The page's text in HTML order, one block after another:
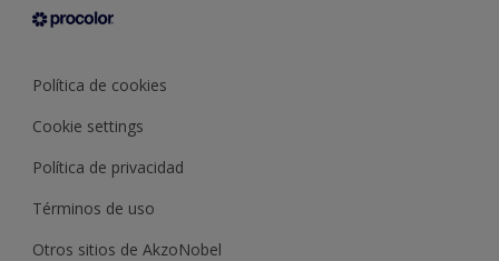
Condiciones generales de venta
Sobre Procolor
Política de cookies
Cookie settings
Política de privacidad
Términos de uso
Otros sitios de AkzoNobel